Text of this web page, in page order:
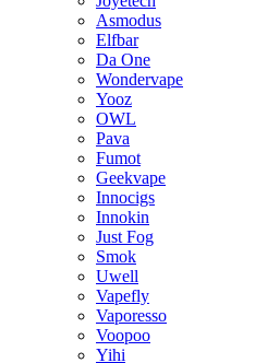
Asmodus
Elfbar
Da One
Wondervape
Yooz
OWL
Pava
Fumot
Geekvape
Innocigs
Innokin
Just Fog
Smok
Uwell
Vapefly
Vaporesso
Voopoo
Yihi